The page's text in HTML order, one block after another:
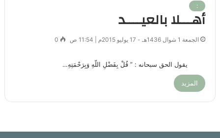
:
أهـــلا بالعيــــد
الجمعة 1 شوال 1436هـ - 17 يوليو 2015م | 11:54 ص 0
يقول الحق سبحانه : ” قُلْ بِفَضْلِ اللّهِ وَبِرَحْمَتِهِ…
المزيد